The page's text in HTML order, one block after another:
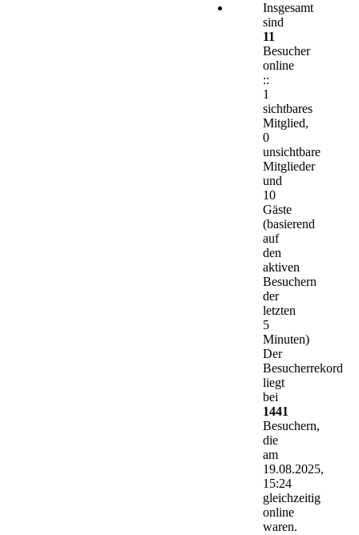
Insgesamt
sind
11
Besucher
online
::
1
sichtbares
Mitglied,
0
unsichtbare
Mitglieder
und
10
Gäste
(basierend
auf
den
aktiven
Besuchern
der
letzten
5
Minuten)
Der
Besucherrekord
liegt
bei
1441
Besuchern,
die
am
19.08.2025,
15:24
gleichzeitig
online
waren.